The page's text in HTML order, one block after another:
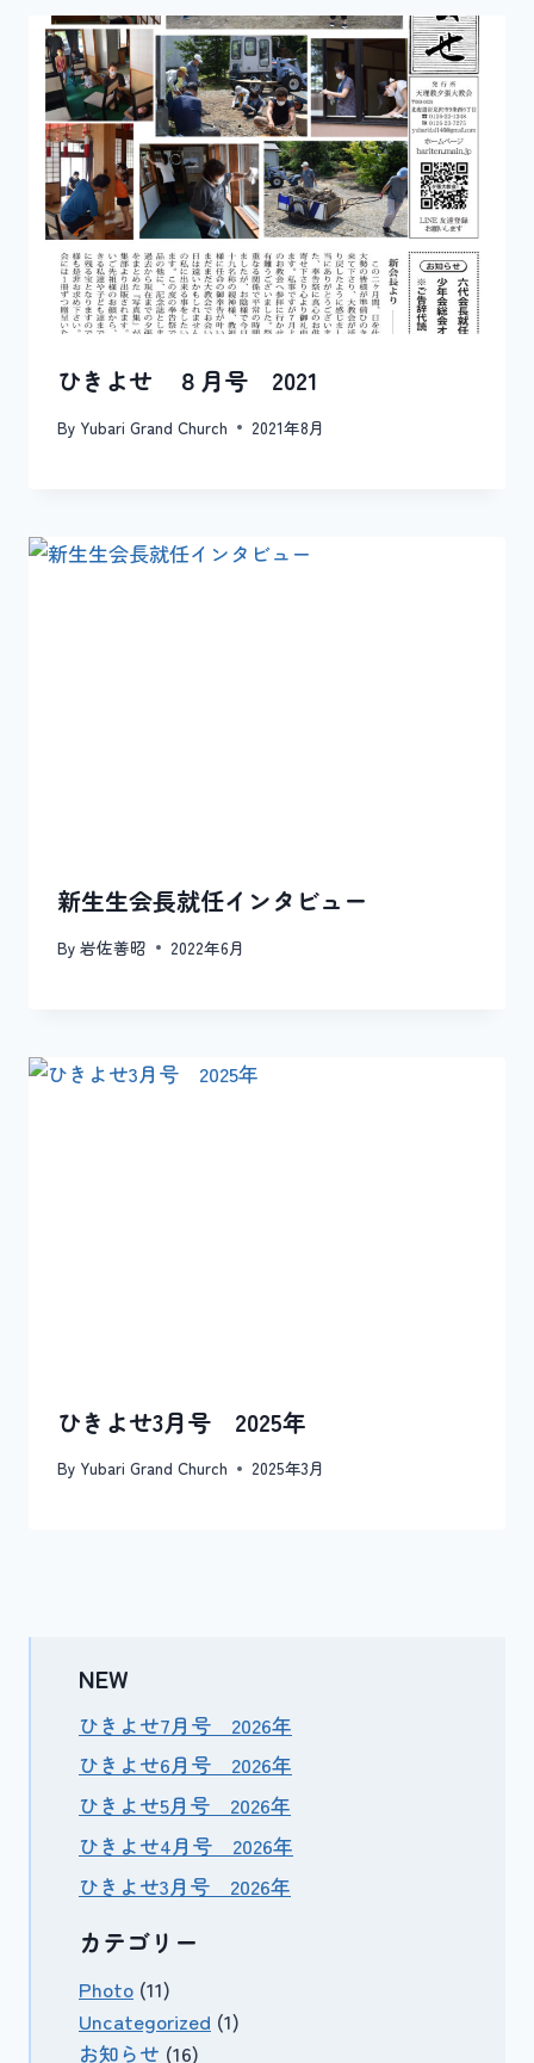
ひきよせ ８月号 2021
By Yubari Grand Church 2021年8月
新生生会長就任インタビュー
By 岩佐善昭 2022年6月
ひきよせ3月号 2025年
By Yubari Grand Church 2025年3月
NEW
ひきよせ7月号 2026年
ひきよせ6月号 2026年
ひきよせ5月号 2026年
ひきよせ4月号 2026年
ひきよせ3月号 2026年
カテゴリー
Photo (11)
Uncategorized (1)
お知らせ (16)